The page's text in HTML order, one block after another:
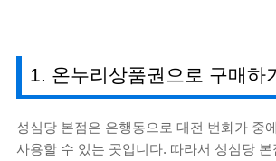
1. 온누리상품권으로 구매하
성심당 본점은 은행동으로 대전 번화가 중
사용할 수 있는 곳입니다. 따라서 성심당 본